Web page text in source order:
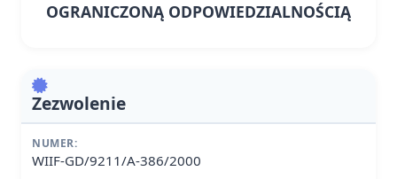
OGRANICZONĄ ODPOWIEDZIALNOŚCIĄ
Zezwolenie
NUMER:
WIIF-GD/9211/A-386/2000